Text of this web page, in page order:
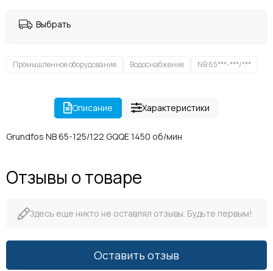
Выбрать
Промышленное оборудование Водоснабжение NB 65***-***/***
Описание Характеристики
Grundfos NB 65-125/122 GQQE 1450 об/мин
Отзывы о товаре
Здесь еще никто не оставлял отзывы. Будьте первым!
Оставить отзыв